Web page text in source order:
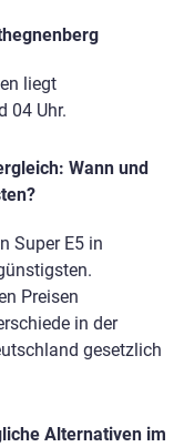
liegt
04 Uhr.
Wann und
Super E5 in
Preisen
in der
gesetzlich
Alternativen im